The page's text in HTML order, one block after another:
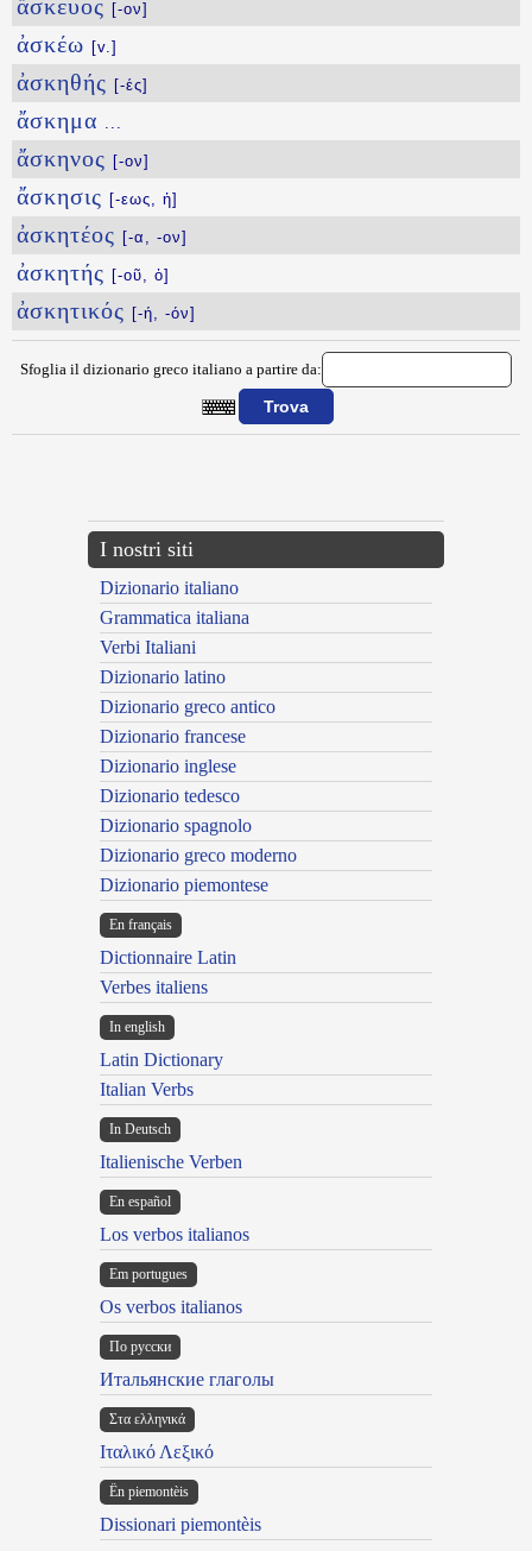
ἄσκευος [-ον]
ἀσκέω [v.]
ἀσκηθής [-ές]
ἄσκημα ...
ἄσκηνος [-ον]
ἄσκησις [-εως, ἡ]
ἀσκητέος [-α, -ον]
ἀσκητής [-οῦ, ὁ]
ἀσκητικός [-ή, -όν]
Sfoglia il dizionario greco italiano a partire da:
I nostri siti
Dizionario italiano
Grammatica italiana
Verbi Italiani
Dizionario latino
Dizionario greco antico
Dizionario francese
Dizionario inglese
Dizionario tedesco
Dizionario spagnolo
Dizionario greco moderno
Dizionario piemontese
En français
Dictionnaire Latin
Verbes italiens
In english
Latin Dictionary
Italian Verbs
In Deutsch
Italienische Verben
En español
Los verbos italianos
Em portugues
Os verbos italianos
По русски
Итальянские глаголы
Στα ελληνικά
Ιταλικό Λεξικό
Ën piemontèis
Dissionari piemontèis